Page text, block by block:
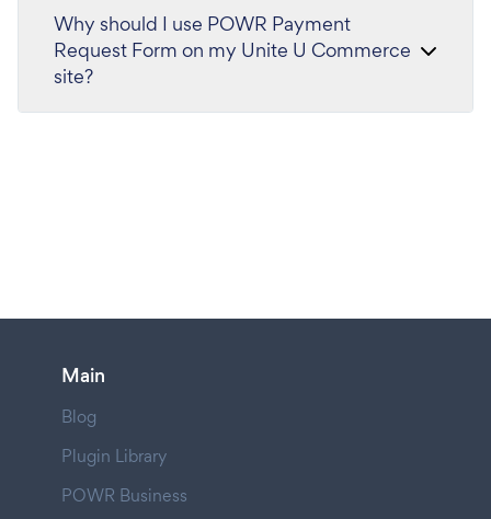
Why should I use POWR Payment
Request Form on my Unite U Commerce
site?
Main
Blog
Plugin Library
POWR Business